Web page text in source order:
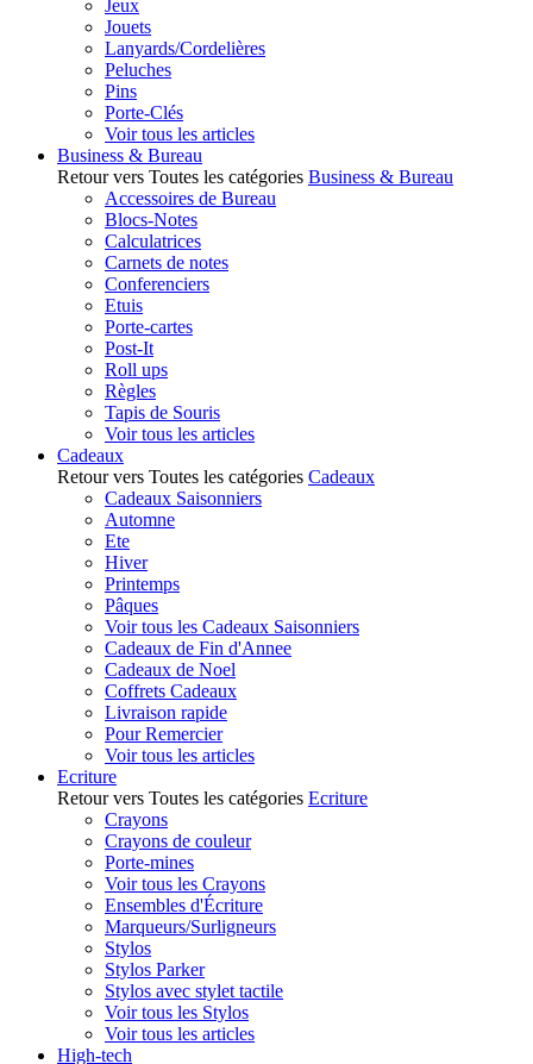
Jeux
Jouets
Lanyards/Cordelières
Peluches
Pins
Porte-Clés
Voir tous les articles
Business & Bureau
Retour vers Toutes les catégories Business & Bureau
Accessoires de Bureau
Blocs-Notes
Calculatrices
Carnets de notes
Conferenciers
Etuis
Porte-cartes
Post-It
Roll ups
Règles
Tapis de Souris
Voir tous les articles
Cadeaux
Retour vers Toutes les catégories Cadeaux
Cadeaux Saisonniers
Automne
Ete
Hiver
Printemps
Pâques
Voir tous les Cadeaux Saisonniers
Cadeaux de Fin d'Annee
Cadeaux de Noel
Coffrets Cadeaux
Livraison rapide
Pour Remercier
Voir tous les articles
Ecriture
Retour vers Toutes les catégories Ecriture
Crayons
Crayons de couleur
Porte-mines
Voir tous les Crayons
Ensembles d'Écriture
Marqueurs/Surligneurs
Stylos
Stylos Parker
Stylos avec stylet tactile
Voir tous les Stylos
Voir tous les articles
High-tech